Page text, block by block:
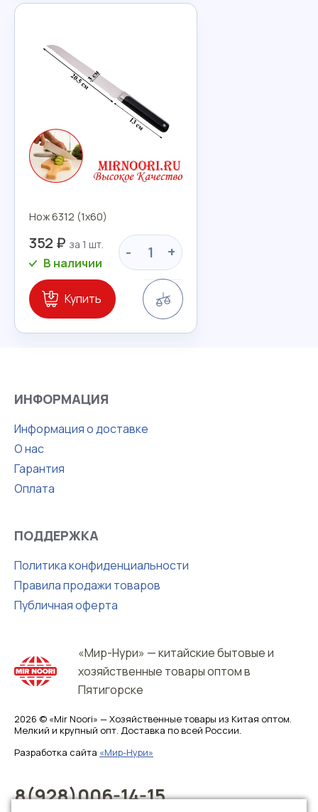
Нож 6312 (1х60)
352 ₽ - +
В наличии
Купить
«Мир-Нури» — китайские бытовые и
хозяйственные товары оптом в
Пятигорске
2026 © «Mir Noori» — Хозяйственные товары из Китая оптом.
Мелкий и крупный опт. Доставка по всей России.
Разработка сайта «Мир-Нури»
ИНФОРМАЦИЯ
Информация о доставке
О нас
Гарантия
Оплата
ПОДДЕРЖКА
Политика конфиденциальности
Правила продажи товаров
Публичная оферта
8(928)006-14-15